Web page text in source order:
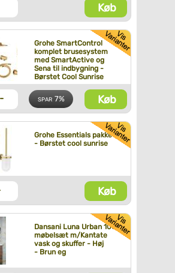
Køb
Grohe SmartControl
komplet brusesystem
med SmartActive og
Sena til indbygning -
Børstet Cool Sunrise
SPAR 7% Køb
Grohe Essentials pakke
- Børstet cool sunrise
Køb
Dansani Luna Urban 100
møbelsæt m/Kantate
vask og skuffer - Høj
- Brun eg